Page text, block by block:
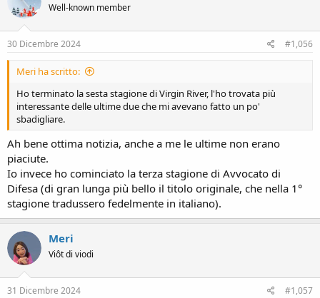
Well-known member
30 Dicembre 2024 #1,056
Meri ha scritto:
Ho terminato la sesta stagione di Virgin River, l'ho trovata più
interessante delle ultime due che mi avevano fatto un po'
sbadigliare.
Ah bene ottima notizia, anche a me le ultime non erano
piaciute.
Io invece ho cominciato la terza stagione di Avvocato di
Difesa (di gran lunga più bello il titolo originale, che nella 1°
stagione tradussero fedelmente in italiano).
Meri
Viôt di viodi
31 Dicembre 2024 #1,057